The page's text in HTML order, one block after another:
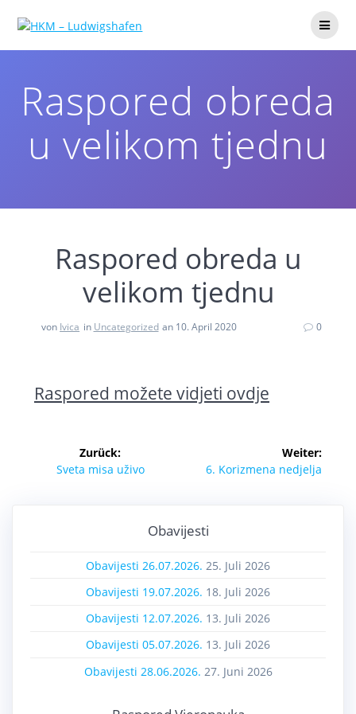
Raspored obreda
u velikom tjednu
Raspored obreda u
velikom tjednu
von Ivica in Uncategorized an 10. April 2020 0
Raspored možete vidjeti ovdje
Zurück:
Sveta misa uživo
Weiter:
6. Korizmena nedjelja
Obavijesti
Obavijesti 26.07.2026. 25. Juli 2026
Obavijesti 19.07.2026. 18. Juli 2026
Obavijesti 12.07.2026. 13. Juli 2026
Obavijesti 05.07.2026. 13. Juli 2026
Obavijesti 28.06.2026. 27. Juni 2026